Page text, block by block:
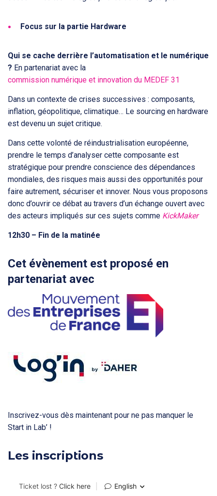
Focus sur la partie Hardware
Qui se cache derrière l’automatisation et le numérique
? En partenariat avec la
commission numérique et innovation du MEDEF 31
Dans un contexte de crises successives : composants,
inflation, géopolitique, climatique… Le sourcing en hardware
est devenu un sujet critique.
Dans cette volonté de réindustrialisation européenne,
prendre le temps d’analyser cette composante est
stratégique pour prendre conscience des dépendances
mondiales, des risques mais aussi des opportunités pour
faire autrement, sécuriser et innover. Nous vous proposons
donc d’ouvrir ce débat au travers d’un échange ouvert avec
des acteurs impliqués sur ces sujets comme KickMaker
12h30 – Fin de la matinée
Cet évènement est proposé en
partenariat avec
Inscrivez-vous dès maintenant pour ne pas manquer le
Start in Lab’ !
Les inscriptions